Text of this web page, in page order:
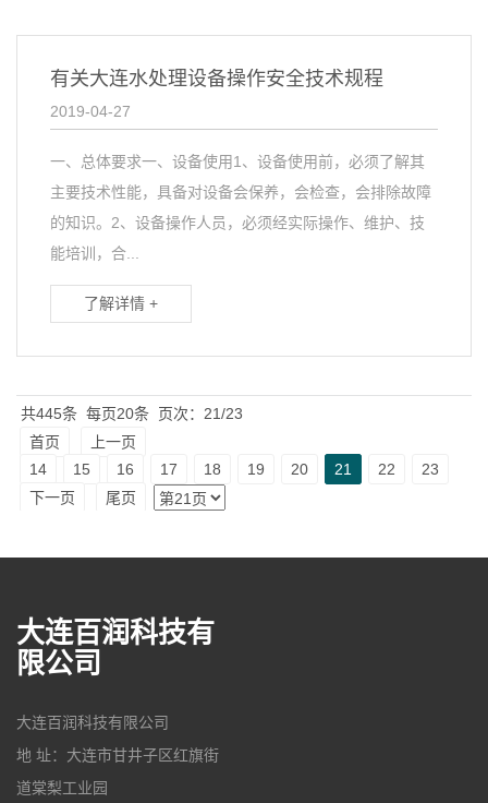
有关大连水处理设备操作安全技术规程
2019-04-27
一、总体要求一、设备使用1、设备使用前，必须了解其
主要技术性能，具备对设备会保养，会检查，会排除故障
的知识。2、设备操作人员，必须经实际操作、维护、技
能培训，合...
了解详情 +
共445条 每页20条 页次：21/23
首页
上一页
14
15 16 17 18 19 20 21 22
23
下一页
尾页
大连百润科技有
限公司
大连百润科技有限公司
地 址：大连市甘井子区红旗街
道棠梨工业园